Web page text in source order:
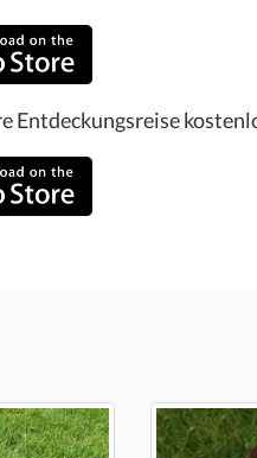
Entdeckungsreise